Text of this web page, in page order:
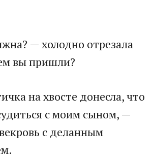
— холодно отрезала
вы пришли?
на хвосте донесла, что
с моим сыном, —
с деланным